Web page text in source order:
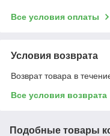
Все условия оплаты
Условия возврата
Возврат товара в
Все условия возврата
Подобные товары